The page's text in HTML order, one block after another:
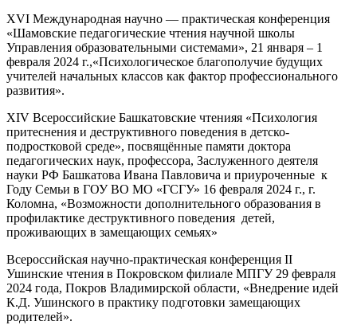
XVI Международная научно — практическая конференция
«Шамовские педагогические чтения научной школы
Управления образовательными системами», 21 января – 1
февраля 2024 г.,«Психологическое благополучие будущих
учителей начальных классов как фактор профессионального
развития».
XIV Всероссийские Башкатовские чтенияя «Психология
притеснения и деструктивного поведения в детско-
подростковой среде», посвящённые памяти доктора
педагогических наук, профессора, Заслуженного деятеля
науки РФ Башкатова Ивана Павловича и приуроченные к
Году Семьи в ГОУ ВО МО «ГСГУ» 16 февраля 2024 г., г.
Коломна, «Возможности дополнительного образования в
профилактике деструктивного поведения детей,
проживающих в замещающих семьях»
Всероссийская научно-практическая конференция II
Ушинские чтения в Покровском филиале МПГУ 29 февраля
2024 года, Покров Владимирской области, «Внедрение идей
К.Д. Ушинского в практику подготовки замещающих
родителей».